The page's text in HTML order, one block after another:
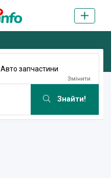
Авто запчастини
Змінити
Знайти!